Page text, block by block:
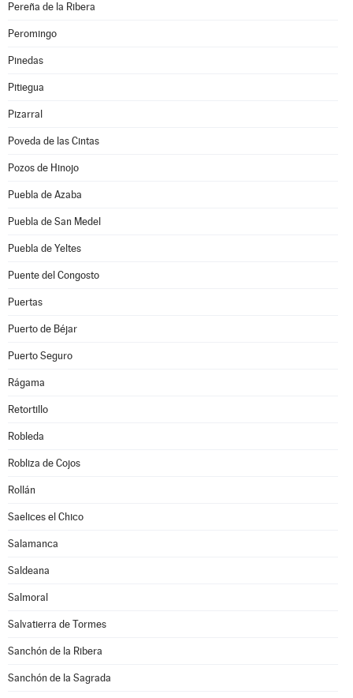
Pereña de la Ribera
Peromingo
Pinedas
Pitiegua
Pizarral
Poveda de las Cintas
Pozos de Hinojo
Puebla de Azaba
Puebla de San Medel
Puebla de Yeltes
Puente del Congosto
Puertas
Puerto de Béjar
Puerto Seguro
Rágama
Retortillo
Robleda
Robliza de Cojos
Rollán
Saelices el Chico
Salamanca
Saldeana
Salmoral
Salvatierra de Tormes
Sanchón de la Ribera
Sanchón de la Sagrada